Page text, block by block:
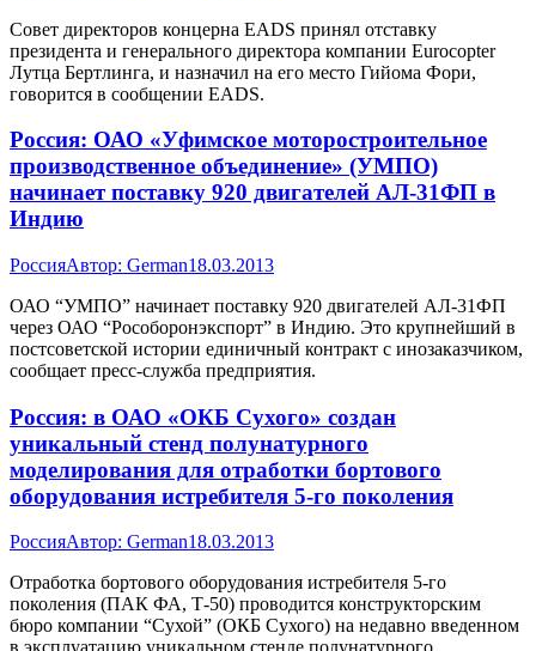
Совет директоров концерна EADS принял отставку
президента и генерального директора компании Eurocopter
Лутца Бертлинга, и назначил на его место Гийома Фори,
говорится в сообщении EADS.
Россия: ОАО «Уфимское моторостроительное
производственное объединение» (УМПО)
начинает поставку 920 двигателей АЛ-31ФП в
Индию
РоссияАвтор: German18.03.2013
ОАО “УМПО” начинает поставку 920 двигателей АЛ-31ФП
через ОАО “Рособоронэкспорт” в Индию. Это крупнейший в
постсоветской истории единичный контракт с инозаказчиком,
сообщает пресс-служба предприятия.
Россия: в ОАО «ОКБ Сухого» создан
уникальный стенд полунатурного
моделирования для отработки бортового
оборудования истребителя 5-го поколения
РоссияАвтор: German18.03.2013
Отработка бортового оборудования истребителя 5-го
поколения (ПАК ФА, Т-50) проводится конструкторским
бюро компании “Сухой” (ОКБ Сухого) на недавно введенном